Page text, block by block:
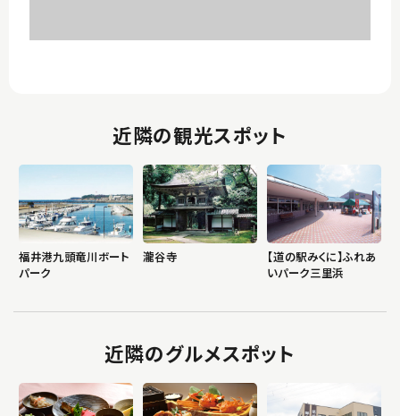
近隣の観光スポット
福井港九頭竜川ボート
パーク
瀧谷寺
【道の駅みくに】ふれあ
いパーク三里浜
近隣のグルメスポット